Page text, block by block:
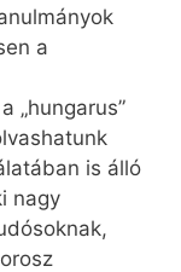
a
„hungarus”
is álló
nagy